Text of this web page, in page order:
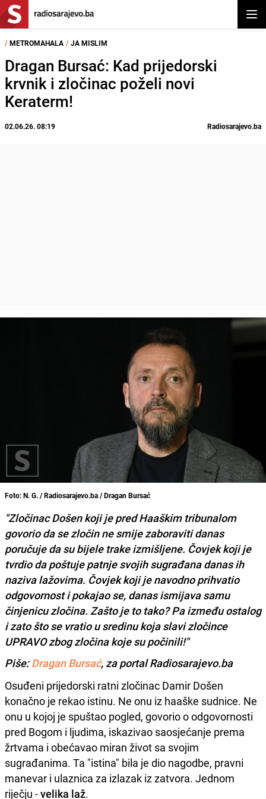
/ METROMAHALA / JA MISLIM
Dragan Bursać: Kad prijedorski
krvnik i zločinac poželi novi
Keraterm!
02.06.26. 08:19 Radiosarajevo.ba
Foto: N. G. / Radiosarajevo.ba / Dragan Bursać
"Zločinac Došen koji je pred Haaškim tribunalom
govorio da se zločin ne smije zaboraviti danas
poručuje da su bijele trake izmišljene. Čovjek koji je
tvrdio da poštuje patnje svojih sugrađana danas ih
naziva lažovima. Čovjek koji je navodno prihvatio
odgovornost i pokajao se, danas ismijava samu
činjenicu zločina. Zašto je to tako? Pa između ostalog
i zato što se vratio u sredinu koja slavi zločince
UPRAVO zbog zločina koje su počinili!"
Piše:Dragan Bursać, za portal Radiosarajevo.ba
Osuđeni prijedorski ratni zločinac Damir Došen
konačno je rekao istinu. Ne onu iz haaške sudnice. Ne
onu u kojoj je spuštao pogled, govorio o odgovornosti
pred Bogom i ljudima, iskazivao saosjećanje prema
žrtvama i obećavao miran život sa svojim
sugrađanima. Ta "istina" bila je dio nagodbe, pravni
manevar i ulaznica za izlazak iz zatvora. Jednom
riječju -velika laž.